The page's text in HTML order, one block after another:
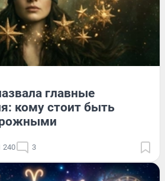
главные
кому стоит быть
240 3